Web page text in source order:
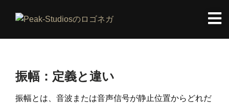
振幅：定義と違い
振幅とは、音波または音声信号が静止位置からどれだ